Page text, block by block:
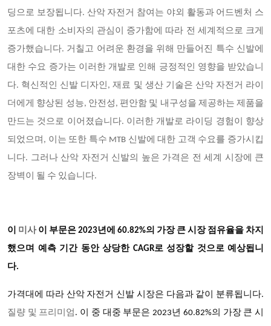
딩으로 보장됩니다. 산악 자전거 참여는 야외 활동과 어드벤처 스
포츠에 대한 소비자의 관심이 증가함에 따라 전 세계적으로 크게
증가했습니다. 거칠고 어려운 환경을 위해 만들어진 특수 신발에
대한 수요 증가는 이러한 개발로 인해 긍정적인 영향을 받았습니
다. 혁신적인 신발 디자인, 재료 및 생산 기술은 산악 자전거 라이
더에게 향상된 성능, 안전성, 편안함 및 내구성을 제공하는 제품을
만드는 것으로 이어졌습니다. 이러한 개발로 라이딩 경험이 향상
되었으며, 이는 또한 특수 MTB 신발에 대한 고객 수요를 증가시킵
니다. 그러나 산악 자전거 신발의 높은 가격은 전 세계 시장에 큰
장벽이 될 수 있습니다.
이 미사 이 부문은 2023년에 60.82%의 가장 큰 시장 점유율을 차지
했으며 예측 기간 동안 상당한 CAGR로 성장할 것으로 예상됩니
다.
가격대에 따라 산악 자전거 신발 시장은 다음과 같이 분류됩니다.
질량 및 프리미엄 . 이 중 대중 부문은 2023년 60.82%의 가장 큰 시